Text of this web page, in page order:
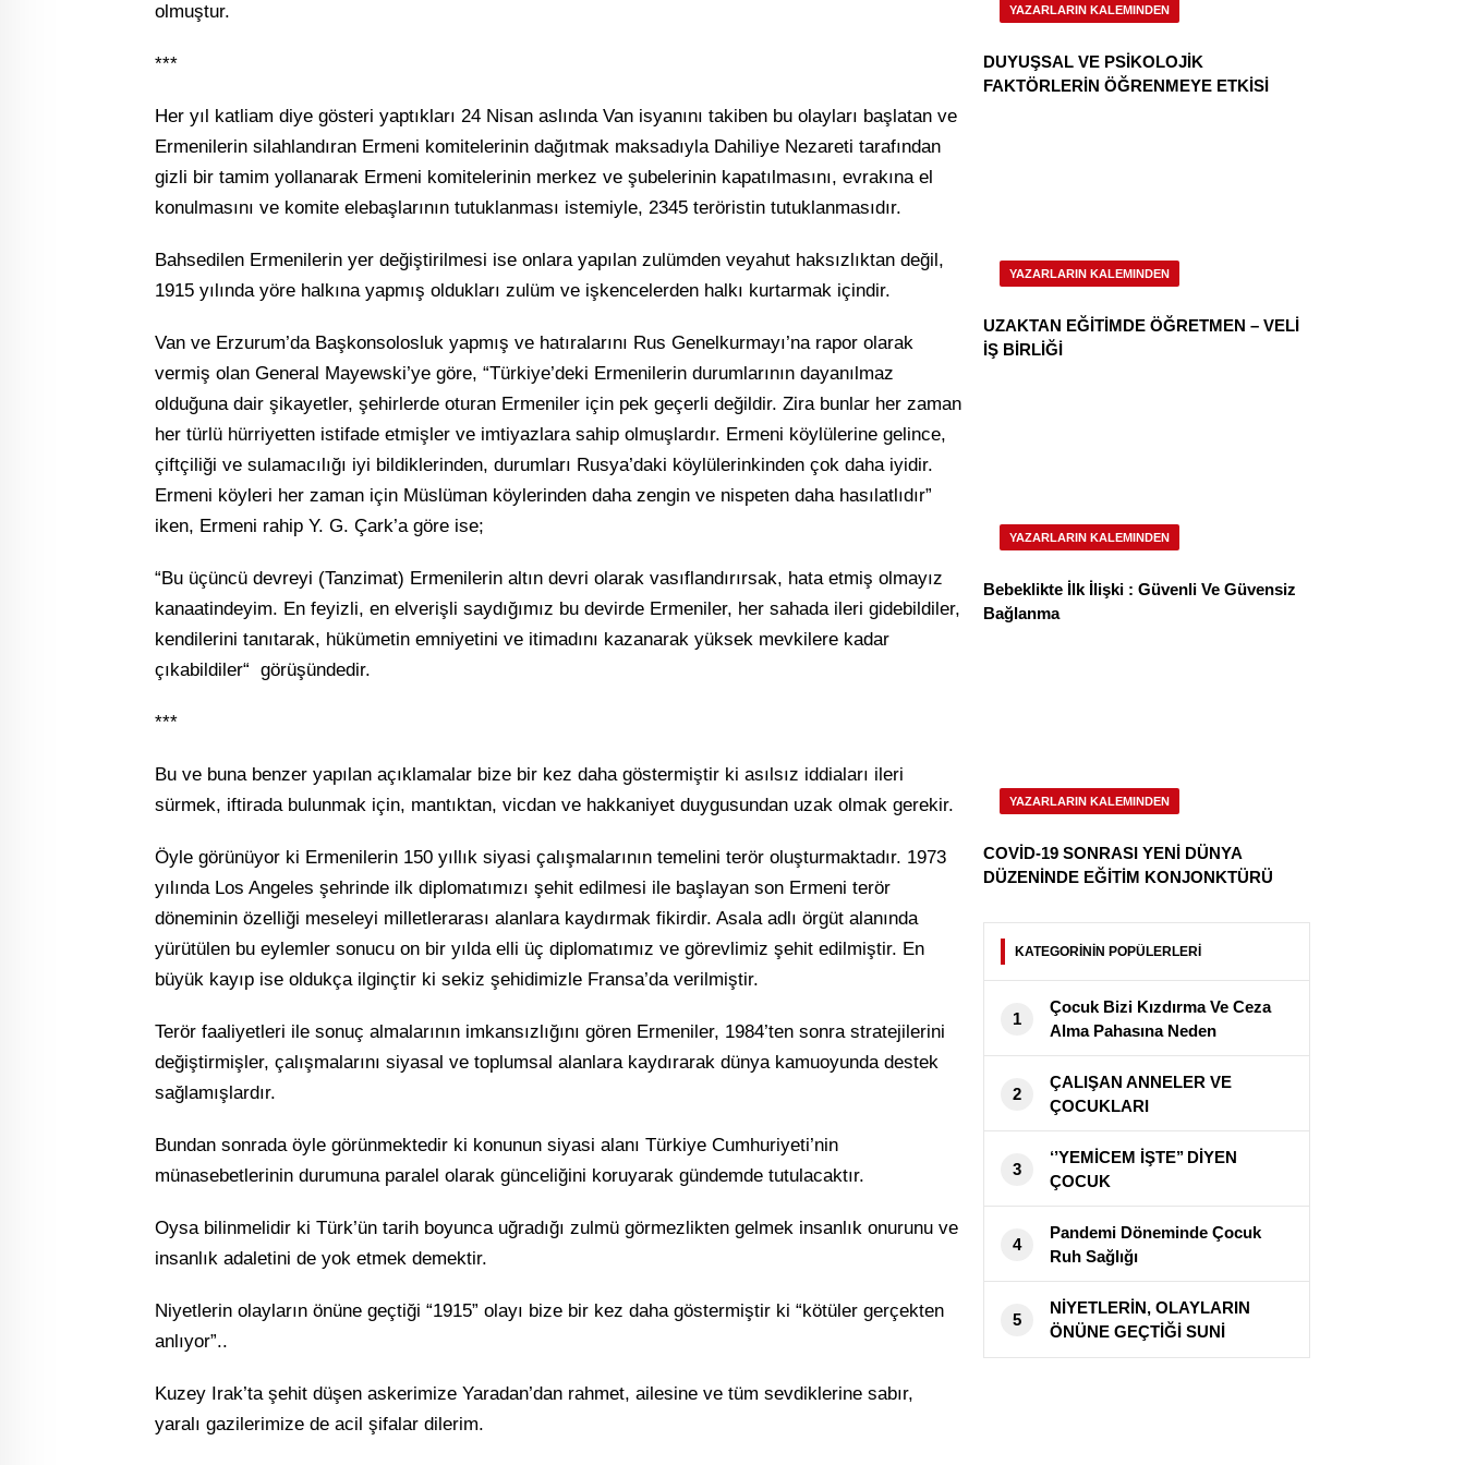
olmuştur.
***
Her yıl katliam diye gösteri yaptıkları 24 Nisan aslında Van isyanını takiben bu olayları başlatan ve
Ermenilerin silahlandıran Ermeni komitelerinin dağıtmak maksadıyla Dahiliye Nezareti tarafından
gizli bir tamim yollanarak Ermeni komitelerinin merkez ve şubelerinin kapatılmasını, evrakına el
konulmasını ve komite elebaşlarının tutuklanması istemiyle, 2345 teröristin tutuklanmasıdır.
Bahsedilen Ermenilerin yer değiştirilmesi ise onlara yapılan zulümden veyahut haksızlıktan değil,
1915 yılında yöre halkına yapmış oldukları zulüm ve işkencelerden halkı kurtarmak içindir.
Van ve Erzurum’da Başkonsolosluk yapmış ve hatıralarını Rus Genelkurmayı’na rapor olarak
vermiş olan General Mayewski’ye göre, “Türkiye’deki Ermenilerin durumlarının dayanılmaz
olduğuna dair şikayetler, şehirlerde oturan Ermeniler için pek geçerli değildir. Zira bunlar her zaman
her türlü hürriyetten istifade etmişler ve imtiyazlara sahip olmuşlardır. Ermeni köylülerine gelince,
çiftçiliği ve sulamacılığı iyi bildiklerinden, durumları Rusya’daki köylülerinkinden çok daha iyidir.
Ermeni köyleri her zaman için Müslüman köylerinden daha zengin ve nispeten daha hasılatlıdır”
iken, Ermeni rahip Y. G. Çark’a göre ise;
“Bu üçüncü devreyi (Tanzimat) Ermenilerin altın devri olarak vasıflandırırsak, hata etmiş olmayız
kanaatindeyim. En feyizli, en elverişli saydığımız bu devirde Ermeniler, her sahada ileri gidebildiler,
kendilerini tanıtarak, hükümetin emniyetini ve itimadını kazanarak yüksek mevkilere kadar
çıkabildiler“ görüşündedir.
***
Bu ve buna benzer yapılan açıklamalar bize bir kez daha göstermiştir ki asılsız iddiaları ileri
sürmek, iftirada bulunmak için, mantıktan, vicdan ve hakkaniyet duygusundan uzak olmak gerekir.
Öyle görünüyor ki Ermenilerin 150 yıllık siyasi çalışmalarının temelini terör oluşturmaktadır. 1973
yılında Los Angeles şehrinde ilk diplomatımızı şehit edilmesi ile başlayan son Ermeni terör
döneminin özelliği meseleyi milletlerarası alanlara kaydırmak fikirdir. Asala adlı örgüt alanında
yürütülen bu eylemler sonucu on bir yılda elli üç diplomatımız ve görevlimiz şehit edilmiştir. En
büyük kayıp ise oldukça ilginçtir ki sekiz şehidimizle Fransa’da verilmiştir.
Terör faaliyetleri ile sonuç almalarının imkansızlığını gören Ermeniler, 1984’ten sonra stratejilerini
değiştirmişler, çalışmalarını siyasal ve toplumsal alanlara kaydırarak dünya kamuoyunda destek
sağlamışlardır.
Bundan sonrada öyle görünmektedir ki konunun siyasi alanı Türkiye Cumhuriyeti’nin
münasebetlerinin durumuna paralel olarak günceliğini koruyarak gündemde tutulacaktır.
Oysa bilinmelidir ki Türk’ün tarih boyunca uğradığı zulmü görmezlikten gelmek insanlık onurunu ve
insanlık adaletini de yok etmek demektir.
Niyetlerin olayların önüne geçtiği “1915” olayı bize bir kez daha göstermiştir ki “kötüler gerçekten
anlıyor”..
Kuzey Irak’ta şehit düşen askerimize Yaradan’dan rahmet, ailesine ve tüm sevdiklerine sabır,
yaralı gazilerimize de acil şifalar dilerim.
YAZARLARIN KALEMINDEN
DUYUŞSAL VE PSİKOLOJİK
FAKTÖRLERİN ÖĞRENMEYE ETKİSİ
YAZARLARIN KALEMINDEN
UZAKTAN EĞİTİMDE ÖĞRETMEN – VELİ
İŞ BİRLİĞİ
YAZARLARIN KALEMINDEN
Bebeklikte İlk İlişki : Güvenli Ve Güvensiz
Bağlanma
YAZARLARIN KALEMINDEN
COVİD-19 SONRASI YENİ DÜNYA
DÜZENİNDE EĞİTİM KONJONKTÜRÜ
KATEGORİNİN POPÜLERLERİ
1
Çocuk Bizi Kızdırma Ve Ceza
Alma Pahasına Neden
Yaramazlık Yapar?
2
ÇALIŞAN ANNELER VE
ÇOCUKLARI
3
‘’YEMİCEM İŞTE’’ DİYEN
ÇOCUK
4
Pandemi Döneminde Çocuk
Ruh Sağlığı
5
NİYETLERİN, OLAYLARIN
ÖNÜNE GEÇTİĞİ SUNİ
ERMENİ KATLİAMI!